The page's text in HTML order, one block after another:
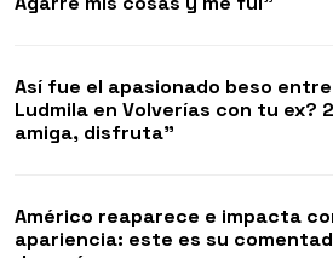
Así fue el apasionado beso
Ludmila en Volverías con tu ex?
amiga, disfruta"
Américo reaparece e impacta
apariencia: este es su